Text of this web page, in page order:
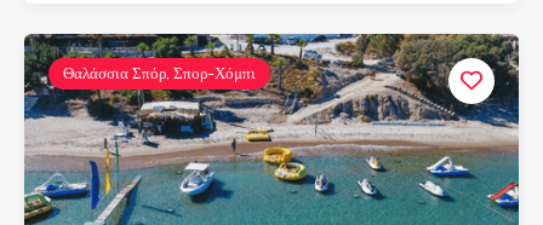
Θαλάσσια Σπόρ, Σπορ-Χόμπι